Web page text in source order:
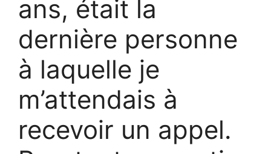
ans, était la
dernière personne
à laquelle je
m’attendais à
recevoir un appel.